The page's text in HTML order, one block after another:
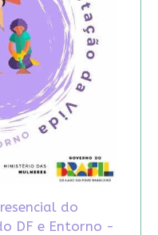
do
DF e Entorno -